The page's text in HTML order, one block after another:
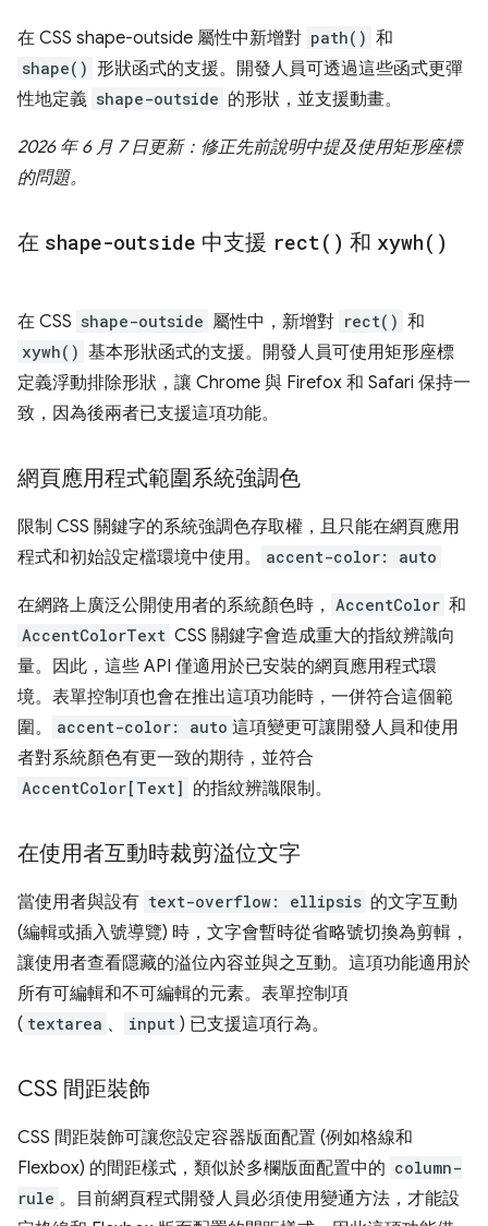
在 CSS shape-outside 屬性中新增對 path() 和
shape() 形狀函式的支援。開發人員可透過這些函式更彈
性地定義 shape-outside 的形狀，並支援動畫。
2026 年 6 月 7 日更新：修正先前說明中提及使用矩形座標
的問題。
在 shape-outside 中支援 rect( ) 和 xywh( )
在 CSS shape-outside 屬性中，新增對 rect() 和
xywh() 基本形狀函式的支援。開發人員可使用矩形座標
定義浮動排除形狀，讓 Chrome 與 Firefox 和 Safari 保持一
致，因為後兩者已支援這項功能。
網頁應用程式範圍系統強調色
限制 CSS 關鍵字的系統強調色存取權，且只能在網頁應用
程式和初始設定檔環境中使用。
accent-color: auto
在網路上廣泛公開使用者的系統顏色時， AccentColor 和
AccentColorText CSS 關鍵字會造成重大的指紋辨識向
量。因此，這些 API 僅適用於已安裝的網頁應用程式環
境。表單控制項也會在推出這項功能時，一併符合這個範
圍。
accent-color: auto 這項變更可讓開發人員和使用
者對系統顏色有更一致的期待，並符合
AccentColor[Text] 的指紋辨識限制。
在使用者互動時裁剪溢位文字
當使用者與設有 text-overflow: ellipsis 的文字互動
(編輯或插入號導覽) 時，文字會暫時從省略號切換為剪輯，
讓使用者查看隱藏的溢位內容並與之互動。這項功能適用於
所有可編輯和不可編輯的元素。表單控制項
( textarea 、 input ) 已支援這項行為。
CSS 間距裝飾
CSS 間距裝飾可讓您設定容器版面配置 (例如格線和
Flexbox) 的間距樣式，類似於多欄版面配置中的 column-
rule 。目前網頁程式開發人員必須使用變通方法，才能設